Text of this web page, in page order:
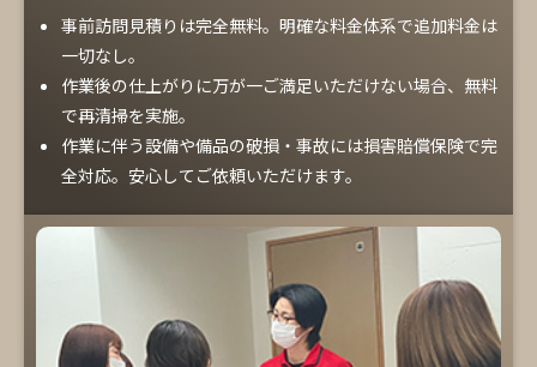
事前訪問見積りは完全無料。明確な料金体系で追加料金は
一切なし。
作業後の仕上がりに万が一ご満足いただけない場合、無料
で再清掃を実施。
作業に伴う設備や備品の破損・事故には損害賠償保険で完
全対応。安心してご依頼いただけます。